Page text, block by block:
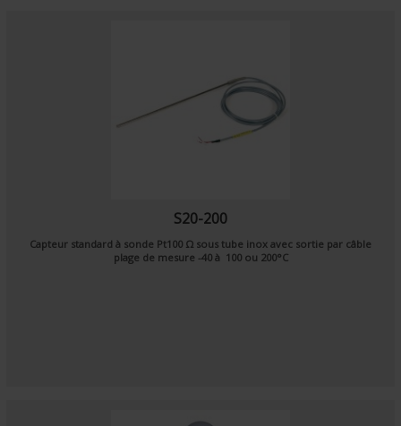
S20-200
Capteur standard à sonde Pt100 Ω sous tube inox avec sortie par câble
plage de mesure -40 à 100 ou 200°C